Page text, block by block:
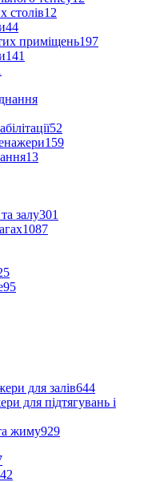
столів12
44
приміщень197
141
52
159
13
залу301
1087
95
для залів644
для підтягувань і
жиму929
42